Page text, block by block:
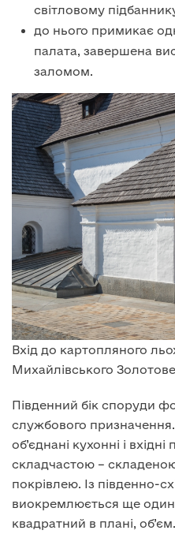
світловому
до нього примикає
палата, завершена
заломом.
Вхід до картопляного
Михайлівського
Південний бік споруди
службового
об’єднані кухонні і
складчастою –
покрівлею. Із південно-
виокремлюється ще
квадратний в плані,